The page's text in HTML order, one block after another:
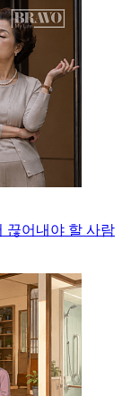
끊어내야 할 사람